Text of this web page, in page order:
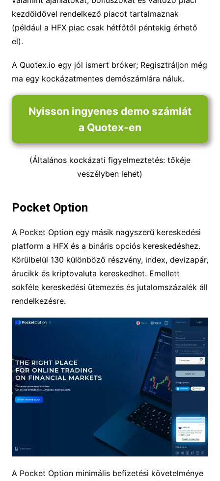
kezdőidővel rendelkező piacot tartalmaznak
(például a HFX piac csak hétfőtől péntekig érhető
el).
A Quotex.io egy jól ismert bróker; Regisztráljon még
ma egy kockázatmentes demószámlára náluk.
Nyisson ingyenes demo számlát
a Quotex-en
(Általános kockázati figyelmeztetés: tőkéje
veszélyben lehet)
Pocket Option
A Pocket Option egy másik nagyszerű kereskedési
platform a HFX és a bináris opciós kereskedéshez.
Körülbelül 130 különböző részvény, index, devizapár,
árucikk és kriptovaluta kereskedhet. Emellett
sokféle kereskedési ütemezés és jutalomszázalék áll
rendelkezésre.
A Pocket Option minimális befizetési követelménye